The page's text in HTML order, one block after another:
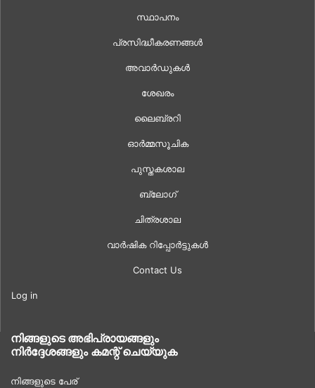
സ്ഥാപനം
പ്രസിദ്ധീകരണങ്ങൾ
അവാർഡുകൾ
ശേഖരം
ലൈബ്രറി
ഓർമ്മസൂചിക
പുസ്തകശാല
ബ്ലോഗ്
ചിത്രശാല
വാർഷിക റിപ്പോർട്ടുകൾ
Contact Us
Log in
നിങ്ങളുടെ അഭിപ്രായങ്ങളും
നിർദ്ദേശങ്ങളും കമന്റ് ചെയ്യുക
നിങ്ങളുടെ പേര്